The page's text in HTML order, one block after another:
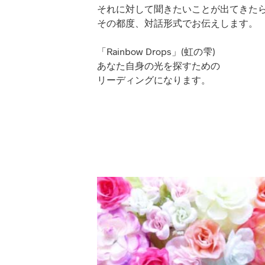
それに対して聞きたいことが出てきた
その都度、対話形式でお伝えします。
「Rainbow Drops」(虹の雫)
あなた自身の光を探すための
リーディングになります。